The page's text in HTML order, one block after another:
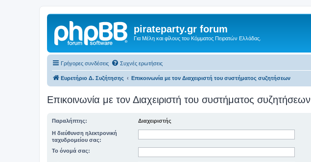
pirateparty.gr forum
Για Μέλη και φίλους του Κόμματος Πειρατών Ελλάδας.
Γρήγορες συνδέσεις Συχνές ερωτήσεις
Ευρετήριο Δ. Συζήτησης Επικοινωνία με τον Διαχειριστή του συστήματος συζητήσεων
Επικοινωνία με τον Διαχειριστή του συστήματος συζητήσεων
Παραλήπτης: Διαχειριστής
Η διεύθυνση ηλεκτρονική
ταχυδρομείου σας:
Το όνομά σας: